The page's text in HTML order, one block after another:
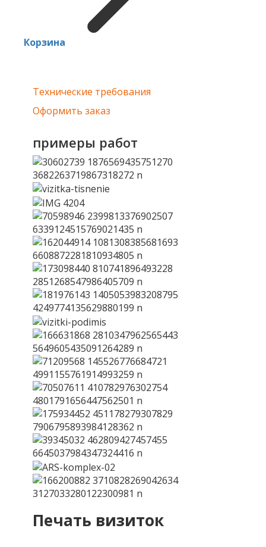
Корзина
Технические требования
Оформить заказ
примеры работ
Печать визиток